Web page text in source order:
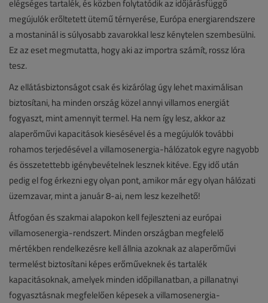
elégséges tartalék, és közben folytatódik az időjárásfüggő
megújulók erőltetett ütemű térnyerése, Európa energiarendszere
a mostaninál is súlyosabb zavarokkal lesz kénytelen szembesülni.
Ez az eset megmutatta, hogy aki az importra számít, rossz lóra
tesz.
Az ellátásbiztonságot csak és kizárólag úgy lehet maximálisan
biztosítani, ha minden ország közel annyi villamos energiát
fogyaszt, mint amennyit termel. Ha nem így lesz, akkor az
alaperőművi kapacitások kiesésével és a megújulók további
rohamos terjedésével a villamosenergia-hálózatok egyre nagyobb
és összetettebb igénybevételnek lesznek kitéve. Egy idő után
pedig el fog érkezni egy olyan pont, amikor már egy olyan hálózati
üzemzavar, mint a január 8-ai, nem lesz kezelhető!
Átfogóan és szakmai alapokon kell fejleszteni az európai
villamosenergia-rendszert. Minden országban megfelelő
mértékben rendelkezésre kell állnia azoknak az alaperőművi
termelést biztosítani képes erőműveknek és tartalék
kapacitásoknak, amelyek minden időpillanatban, a pillanatnyi
fogyasztásnak megfelelően képesek a villamosenergia-